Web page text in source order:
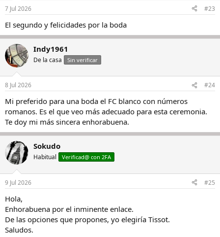
7 Jul 2026 #23
El segundo y felicidades por la boda
Indy1961
De la casa Sin verificar
8 Jul 2026 #24
Mi preferido para una boda el FC blanco con números
romanos. Es el que veo más adecuado para esta ceremonia.
Te doy mi más sincera enhorabuena.
Sokudo
Habitual Verificad@ con 2FA
9 Jul 2026 #25
Hola,
Enhorabuena por el inminente enlace.
De las opciones que propones, yo elegiría Tissot.
Saludos.